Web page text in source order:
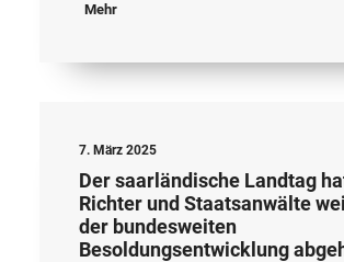
Mehr
7. März 2025
Der saarländische Landtag
Richter und Staatsanwälte
der bundesweiten
Besoldungsentwicklung